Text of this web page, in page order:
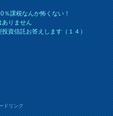
％課税なんか怖くない！
ありません
資信託お答えします（１４）
ドリンク